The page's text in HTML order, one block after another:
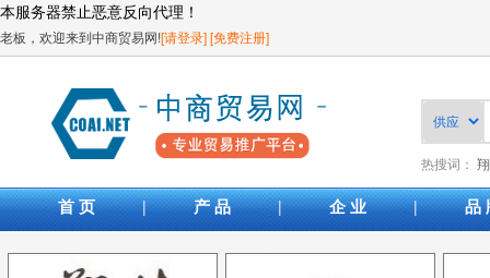
本服务器禁止恶意反向代理！
老板，欢迎来到中商贸易网![请登录][免费注册]
热搜词：
首 页 | 产 品 | 企 业 | 品